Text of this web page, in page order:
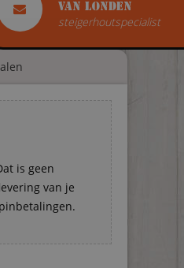
van Londen
steigerhoutspecialist
is geen
van je